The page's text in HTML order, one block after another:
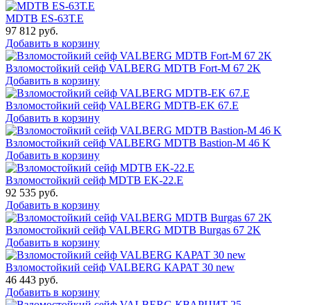
MDTB ES-63Т.Е
97 812 руб.
Добавить в корзину
Взломостойкий сейф VALBERG MDTB Fort-M 67 2K
Добавить в корзину
Взломостойкий сейф VALBERG MDTB-EK 67.E
Добавить в корзину
Взломостойкий сейф VALBERG MDTB Bastion-M 46 K
Добавить в корзину
Взломостойкий сейф MDTB EK-22.E
92 535 руб.
Добавить в корзину
Взломостойкий сейф VALBERG MDTB Burgas 67 2K
Добавить в корзину
Взломостойкий сейф VALBERG КАРАТ 30 new
46 443 руб.
Добавить в корзину